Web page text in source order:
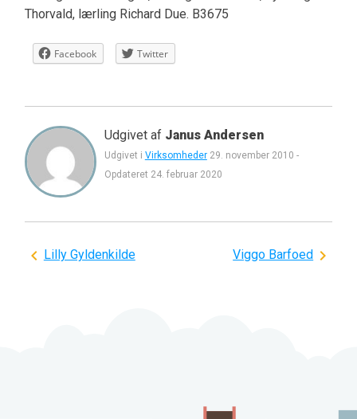
Thorvald, lærling Richard Due. B3675
Facebook Twitter
Udgivet af Janus Andersen
Udgivet i Virksomheder 29. november 2010 -
Opdateret 24. februar 2020
Indlægsnavigation
Lilly Gyldenkilde Viggo Barfoed